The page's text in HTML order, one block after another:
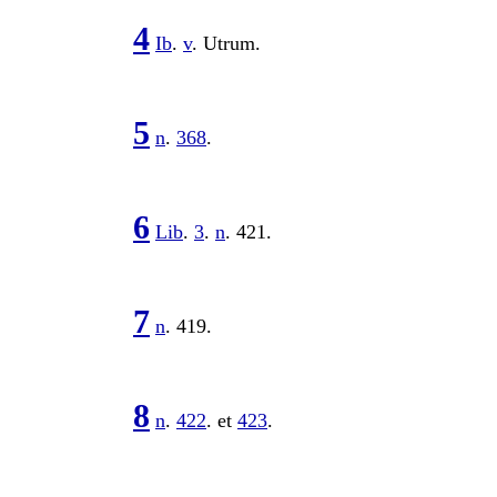
4 Ib. v. Utrum.
5 n. 368.
6 Lib. 3. n. 421.
7 n. 419.
8 n. 422. et 423.